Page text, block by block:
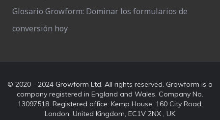
Glosario Growform: Dominar los formularios de
conversión hoy
© 2020 - 2024 Growform Ltd. All rights reserved. Growform is a
company registered in England and Wales. Company No.
13097518. Registered office: Kemp House, 160 City Road,
London, United Kingdom, EC1V 2NX , UK